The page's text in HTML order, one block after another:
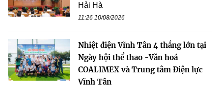
Hải Hà
11:26 10/08/2026
Nhiệt điện Vĩnh Tân 4 thắng lớn tại
Ngày hội thể thao -Văn hoá
COALIMEX và Trung tâm Điện lực
Vĩnh Tân